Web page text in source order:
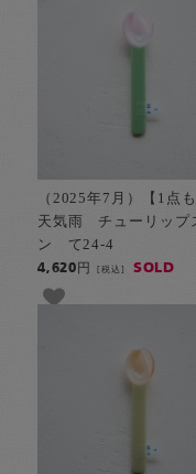
（2025年7月）【1点も
天気雨 チューリップ
ン て24-4
4,620円[税込] SOLD